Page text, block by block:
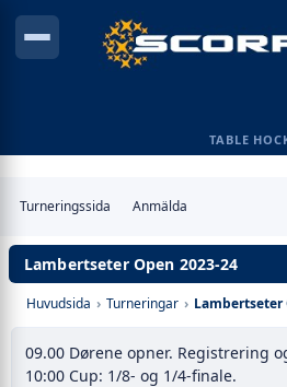
TABLE
Turneringssida Anmälda
Lambertseter Open 2023-24
Huvudsida › Turneringar › Lambertseter
09.00 Dørene opner. Registrering
10:00 Cup: 1/8- og 1/4-finale.